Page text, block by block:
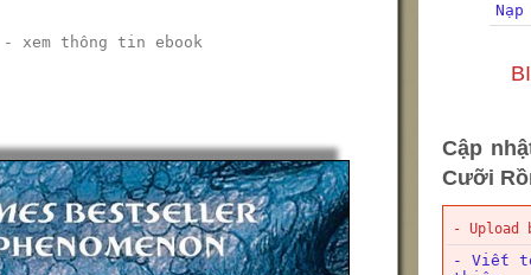
Nạp
Cập
Cưỡi
- Upload
- Viết
- xem thông tin ebook